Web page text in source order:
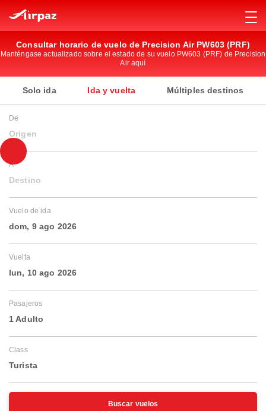
Consultar horario de vuelo de Precision Air PW603 (PRF)
Manténgase actualizado sobre el estado de su vuelo PW603 (PRF) de Precision
Air aquí
Solo ida Ida y vuelta Múltiples destinos
De
Origen
A
Destino
Vuelo de ida
dom, 9 ago 2026
Vuelta
lun, 10 ago 2026
Pasajeros
1 Adulto
Class
Turista
Buscar vuelos